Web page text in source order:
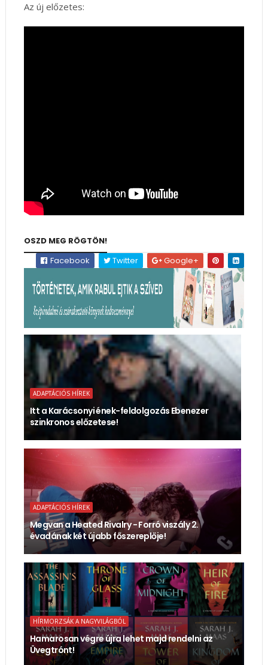
Az új előzetes:
OSZD MEG RÖGTÖN!
Facebook
Twitter Google+
ADAPTÁCIÓS HÍREK
Itt a Karácsonyi ének-feldolgozás Ebenezer
szinkronos előzetese!
ADAPTÁCIÓS HÍREK
Megvan a Heated Rivalry - Forró viszály 2.
évadának két újabb főszereplője!
HÍRMORZSÁK A NAGYVILÁGBÓL
Hamarosan végre újra lehet majd rendelni az
Üvegtrónt!